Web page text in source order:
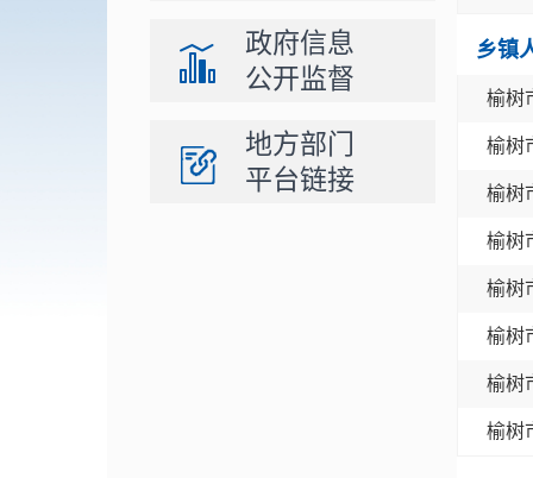
政府信息
公开监督
地方部门
平台链接
乡镇
榆树
榆树
榆树
榆树
榆树
榆树
榆树
榆树